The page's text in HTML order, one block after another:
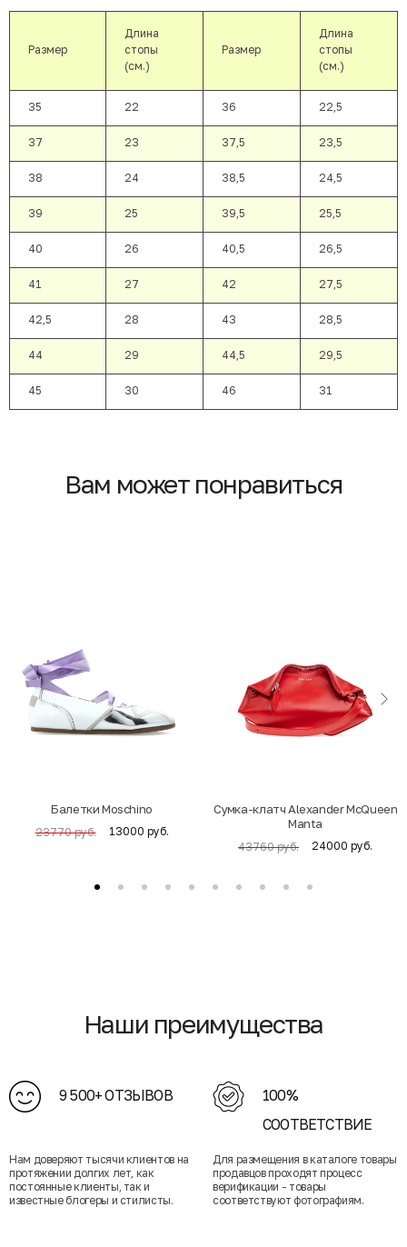
Размер
Длина
стопы
(см.)
Размер
Длина
стопы
(см.)
35 22 36 22,5
37 23 37,5 23,5
38 24 38,5 24,5
39 25 39,5 25,5
40 26 40,5 26,5
41 27 42 27,5
42,5 28 43 28,5
44 29 44,5 29,5
45 30 46 31
Вам может понравиться
Балетки Moschino
23770 руб. 13000 руб.
Cумка-клатч Alexander McQueen
Manta
43760 руб. 24000 руб.
Наши преимущества
9 500+ ОТЗЫВОВ
Нам доверяют тысячи клиентов на
протяжении долгих лет, как
постоянные клиенты, так и
известные блогеры и стилисты.
100%
СООТВЕТСТВИЕ
Для размещения в каталоге товары
продавцов проходят процесс
верификации - товары
соответствуют фотографиям.